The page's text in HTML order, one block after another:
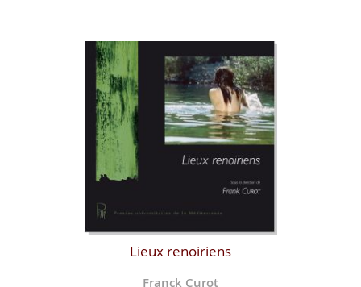
Lieux renoiriens
Franck Curot